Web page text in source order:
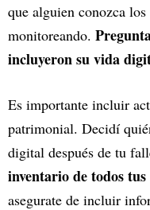
que alguien conozca
monitoreando.
incluyeron su vida
Es importante incluir
patrimonial. Decidí
digital después de tu
inventario de todos
asegurate de incluir